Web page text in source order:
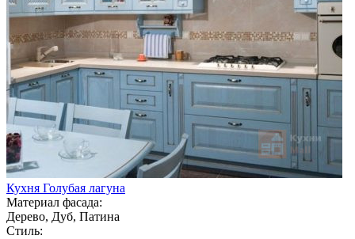
Кухня Голубая лагуна
Материал фасада:
Дерево, Дуб, Патина
Стиль: